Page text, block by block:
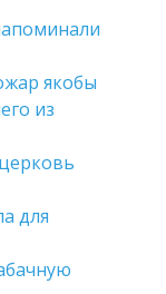
якобы
из
для